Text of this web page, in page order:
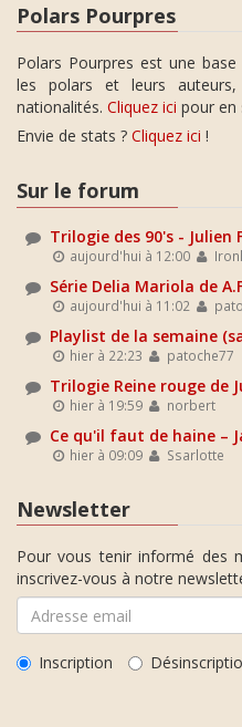
Polars Pourpres
Polars Pourpres est une
les polars et leurs
nationalités. Cliquez ici pour en
Envie de stats ? Cliquez ici !
Sur le forum
Trilogie des 90's - Julien
aujourd'hui à 12:00
Série Delia Mariola de
aujourd'hui à 11:02
Playlist de la semaine
hier à 22:23 patoche77
Trilogie Reine rouge de
hier à 19:59 norbert
Ce qu'il faut de haine –
hier à 09:09 Ssarlotte
Newsletter
Pour vous tenir informé des
inscrivez-vous à notre
Inscription